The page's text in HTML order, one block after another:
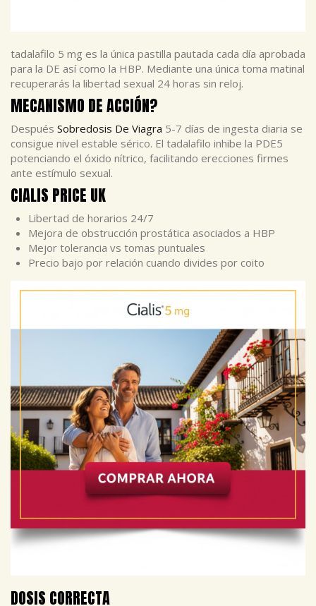
tadalafilo 5 mg es la única pastilla pautada cada día aprobada
para la DE así como la HBP. Mediante una única toma matinal
recuperarás la libertad sexual 24 horas sin reloj.
MECANISMO DE ACCIÓN?
Después Sobredosis De Viagra 5-7 días de ingesta diaria se
consigue nivel estable sérico. El tadalafilo inhibe la PDE5
potenciando el óxido nítrico, facilitando erecciones firmes
ante estímulo sexual.
CIALIS PRICE UK
Libertad de horarios 24/7
Mejora de obstrucción prostática asociados a HBP
Mejor tolerancia vs tomas puntuales
Precio bajo por relación cuando divides por coito
DOSIS CORRECTA